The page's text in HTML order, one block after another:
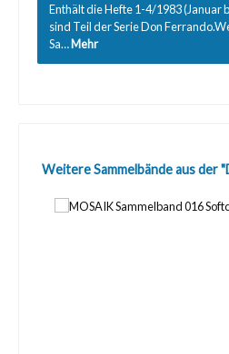
Enthält die Hefte 1-4/1983 (Januar
sind Teil der Serie Don
Sa…Mehr
Produktgalerie überspringen
Weitere Sammelbände aus der